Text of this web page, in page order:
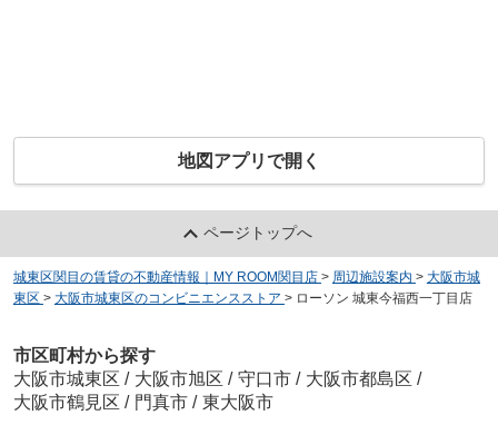
地図アプリで開く
ページトップへ
城東区関目の賃貸の不動産情報｜MY ROOM関目店 > 周辺施設案内 > 大阪市城
東区 > 大阪市城東区のコンビニエンスストア > ローソン 城東今福西一丁目店
市区町村から探す
大阪市城東区 / 大阪市旭区 / 守口市 / 大阪市都島区 /
大阪市鶴見区 / 門真市 / 東大阪市